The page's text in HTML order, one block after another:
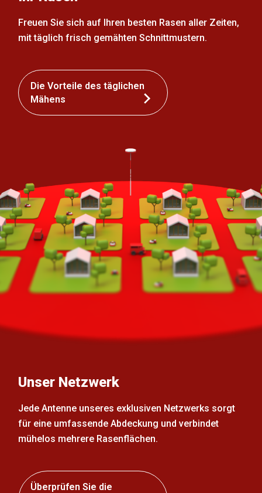
Freuen Sie sich auf Ihren besten Rasen aller Zeiten,
mit täglich frisch gemähten Schnittmustern.
Die Vorteile des täglichen
Mähens
Unser Netzwerk
Jede Antenne unseres exklusiven Netzwerks sorgt
für eine umfassende Abdeckung und verbindet
mühelos mehrere Rasenflächen.
Überprüfen Sie die